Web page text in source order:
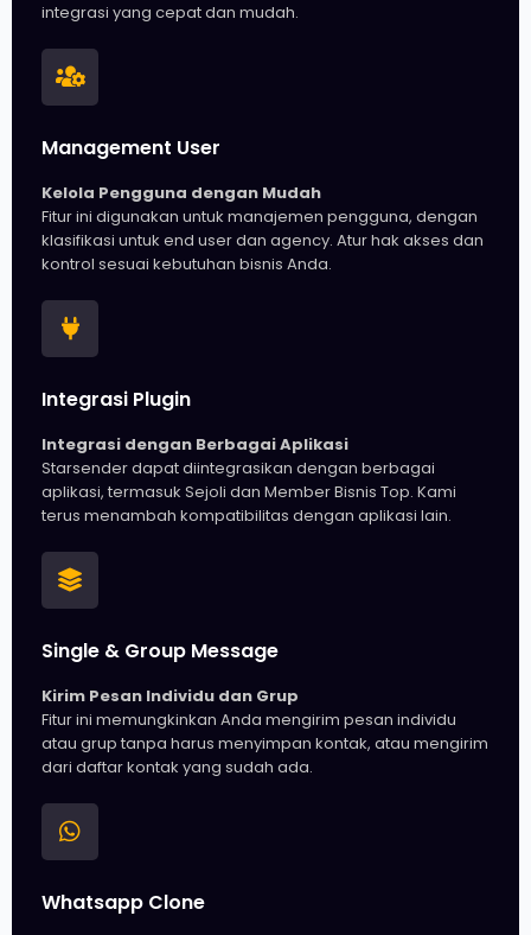
integrasi yang cepat dan mudah.
Management User
Kelola Pengguna dengan Mudah
Fitur ini digunakan untuk manajemen pengguna, dengan
klasifikasi untuk end user dan agency. Atur hak akses dan
kontrol sesuai kebutuhan bisnis Anda.
Integrasi Plugin
Integrasi dengan Berbagai Aplikasi
Starsender dapat diintegrasikan dengan berbagai
aplikasi, termasuk Sejoli dan Member Bisnis Top. Kami
terus menambah kompatibilitas dengan aplikasi lain.
Single & Group Message
Kirim Pesan Individu dan Grup
Fitur ini memungkinkan Anda mengirim pesan individu
atau grup tanpa harus menyimpan kontak, atau mengirim
dari daftar kontak yang sudah ada.
Whatsapp Clone